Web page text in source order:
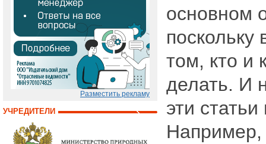
Разместить рекламу
УЧРЕДИТЕЛИ
основном
поскольку
том, кто и
делать. И
эти
Например,